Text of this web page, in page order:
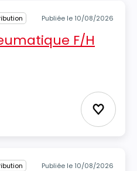
Publiée le 10/08/2026
F/H
Ajouter
Publiée le 10/08/2026